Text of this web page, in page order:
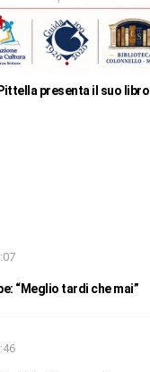
presenta il suo libro
“Meglio tardi che mai”